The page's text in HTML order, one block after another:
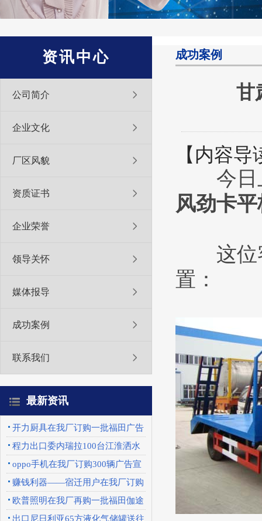
资讯中心
公司简介
企业文化
厂区风貌
资质证书
企业荣誉
领导关怀
媒体报导
成功案例
联系我们
最新资讯
开力厨具在我厂订购一批福田广告
车
程力出口委内瑞拉100台江淮洒水
车圆满完成
oppo手机在我厂订购300辆广告宣
传车
赚钱利器——宿迁用户在我厂订购
一批东风天锦
欧普照明在我厂再购一批福田伽途
广告宣传车
出口尼日利亚65方液化气储罐送往
成功案例
甘
【内容
今日上
风劲卡
这位
置：